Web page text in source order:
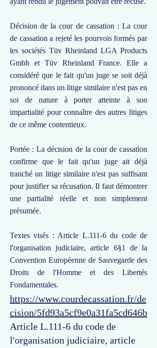
Décision de la cour de cassation : La cour
de cassation a rejeté les pourvois formés par
les sociétés Tüv Rheinland LGA Products
Gmbh et Tüv Rheinland France. Elle a
considéré que le fait qu'un juge se soit déjà
prononcé dans un litige similaire n'est pas en
soi de nature à porter atteinte à son
impartialité pour connaître des autres litiges
de ce même contentieux.
Portée : La décision de la cour de cassation
confirme que le fait qu'un juge ait déjà
tranché un litige similaire n'est pas suffisant
pour justifier sa récusation. Il faut démontrer
une partialité réelle et non simplement
présumée.
Textes visés : Article L.111-6 du code de
l'organisation judiciaire, article 6§1 de la
Convention Européenne de Sauvegarde des
Droits de l'Homme et des Libertés
Fondamentales.
https://www.courdecassation.fr/de
cision/5fd93a5cf9e0a31fa5cd646b
Article L.111-6 du code de
l'organisation judiciaire, article